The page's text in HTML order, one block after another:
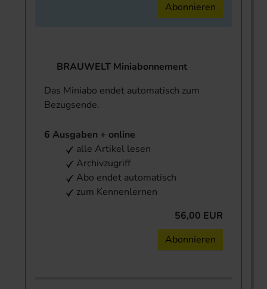
Abonnieren
BRAUWELT Miniabonnement
Das Miniabo endet automatisch zum
Bezugsende.
6 Ausgaben + online
alle Artikel lesen
Archivzugriff
Abo endet automatisch
zum Kennenlernen
56,00 EUR
Abonnieren